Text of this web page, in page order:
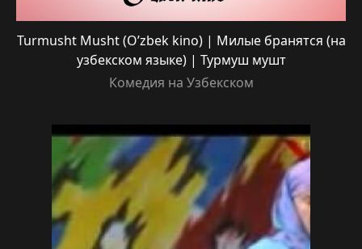
Turmusht Musht (O’zbek kino) | Милые бранятся (на
узбекском языке) | Турмуш мушт
Комедия на Узбекском